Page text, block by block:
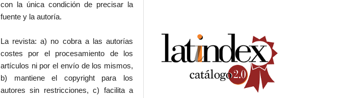
con la única condición de precisar la
fuente y la autoría.
La revista: a) no cobra a las autorías
costes por el procesamiento de los
artículos ni por el envío de los mismos,
b) mantiene el copyright para los
autores sin restricciones, c) facilita a